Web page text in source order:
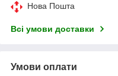
Нова Пошта
Всі умови доставки
Умови оплати